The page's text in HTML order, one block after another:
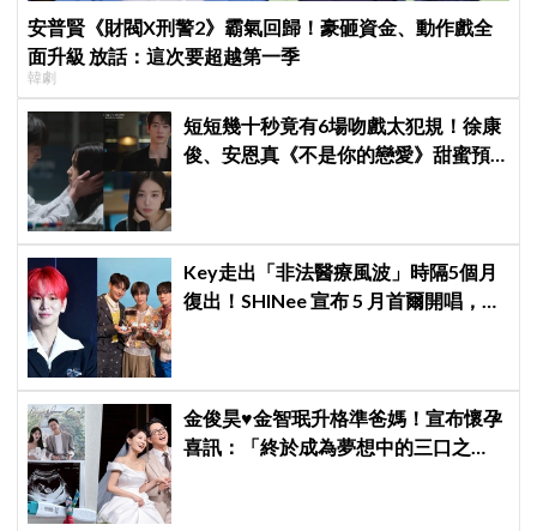
安普賢《財閥X刑警2》霸氣回歸！豪砸資金、動作戲全
面升級 放話：這次要超越第一季
韓劇
短短幾十秒竟有6場吻戲太犯規！徐康
俊、安恩真《不是你的戀愛》甜蜜預
Key走出「非法醫療風波」時隔5個月
復出！SHINee 宣布 5 月首爾開唱，
金俊昊♥金智珉升格準爸媽！宣布懷孕
喜訊：「終於成為夢想中的三口之